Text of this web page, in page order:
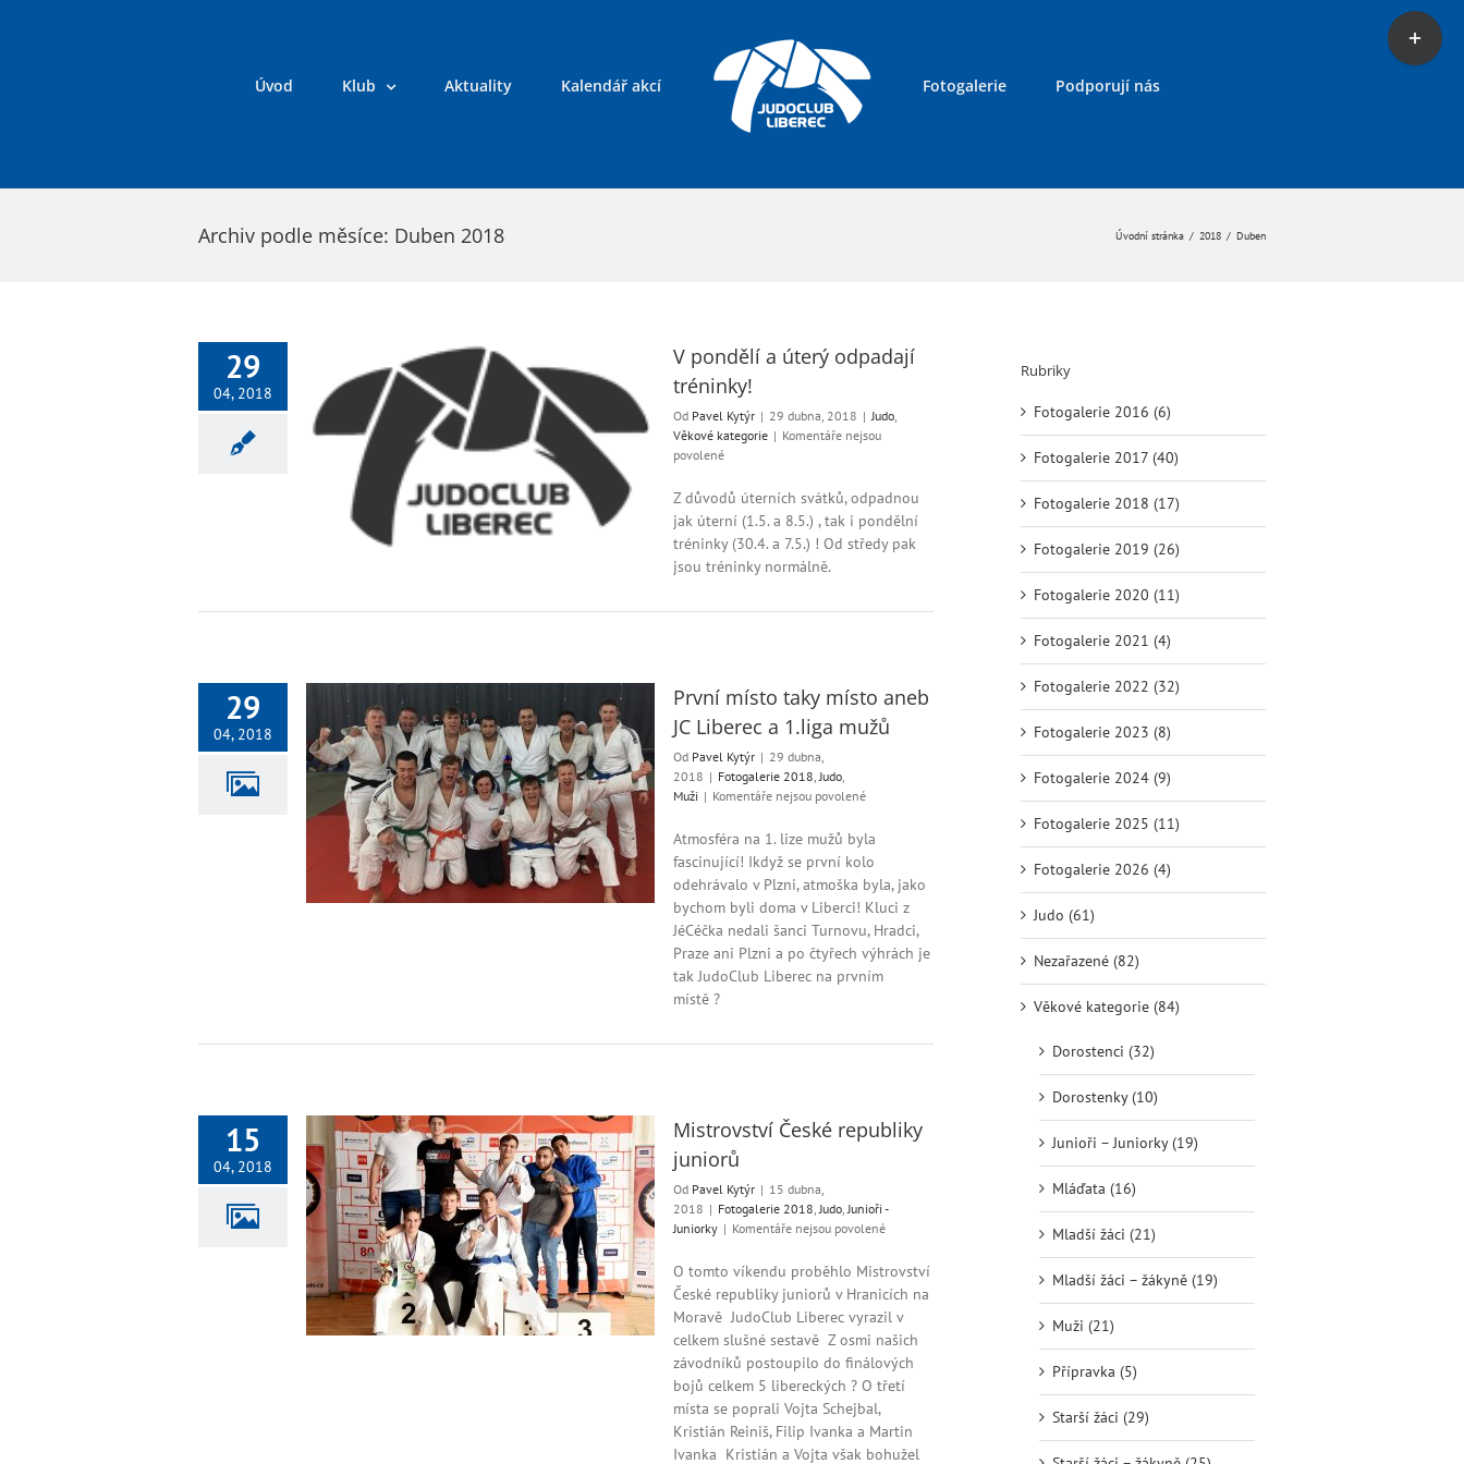
Úvod Klub Aktuality Kalendář akcí Fotogalerie Podporují nás
Archiv podle měsíce: Duben 2018 Úvodní stránka / 2018 / Duben
29
04, 2018
V pondělí a úterý odpadají tréninky!
V pondělí a úterý odpadají
tréninky!
Od Pavel Kytýr | 29 dubna, 2018 | Judo,
Věkové kategorie | Komentáře nejsou
povolenéu
s
názvem
pondělí
a
odpadají
Z důvodů úterních svátků, odpadnou
jak úterní (1.5. a 8.5.) , tak i pondělní
tréninky (30.4. a 7.5.) ! Od středy pak
jsou tréninky normálně.
29
04, 2018
První místo taky místo aneb JC Liberec a
První místo taky místo aneb
JC Liberec a 1.liga mužů
Od Pavel Kytýr | 29 dubna,
2018 | Fotogalerie 2018,Judo,
Muži | Komentáře nejsou povolenéu
s
místo
taky
místo
aneb
JC
mužů
Atmosféra na 1. lize mužů byla
fascinující! Ikdyž se první kolo
odehrávalo v Plzni, atmoška byla, jako
bychom byli doma v Liberci! Kluci z
JéCéčka nedali šanci Turnovu, Hradci,
Praze ani Plzni a po čtyřech výhrách je
tak JudoClub Liberec na prvním
místě ?
15
04, 2018
Mistrovství České republiky
juniorů
Od Pavel Kytýr | 15 dubna,
2018 | Fotogalerie 2018,Judo,Junioři -
Juniorky | Komentáře nejsou povolenéu
s
názvem
České
republiky
juniorů
O tomto víkendu proběhlo Mistrovství
České republiky juniorů v Hranicích na
Moravě JudoClub Liberec vyrazil v
celkem slušné sestavě Z osmi našich
závodníků postoupilo do finálových
bojů celkem 5 libereckých ? O třetí
místa se poprali Vojta Schejbal,
Kristián Reiniš, Filip Ivanka a Martin
Ivanka Kristián a Vojta však bohužel
Rubriky
Fotogalerie 2016 (6)
Fotogalerie 2017 (40)
Fotogalerie 2018 (17)
Fotogalerie 2019 (26)
Fotogalerie 2020 (11)
Fotogalerie 2021 (4)
Fotogalerie 2022 (32)
Fotogalerie 2023 (8)
Fotogalerie 2024 (9)
Fotogalerie 2025 (11)
Fotogalerie 2026 (4)
Judo (61)
Nezařazené (82)
Věkové kategorie (84)
Dorostenci (32)
Dorostenky (10)
Junioři – Juniorky (19)
Mláďata (16)
Mladší žáci (21)
Mladší žáci – žákyně (19)
Muži (21)
Přípravka (5)
Starší žáci (29)
Toggle
Sliding
Bar